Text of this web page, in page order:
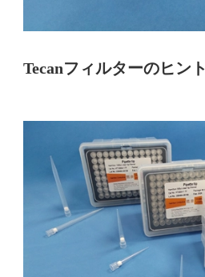
Tecanフィルターのヒント